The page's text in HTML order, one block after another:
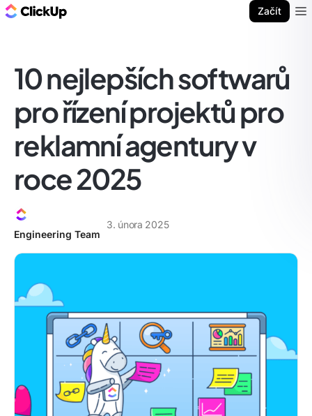
Začít
10 nejlepších softwarů
pro řízení projektů pro
reklamní agentury v
roce 2025
Engineering Team
3. února 2025